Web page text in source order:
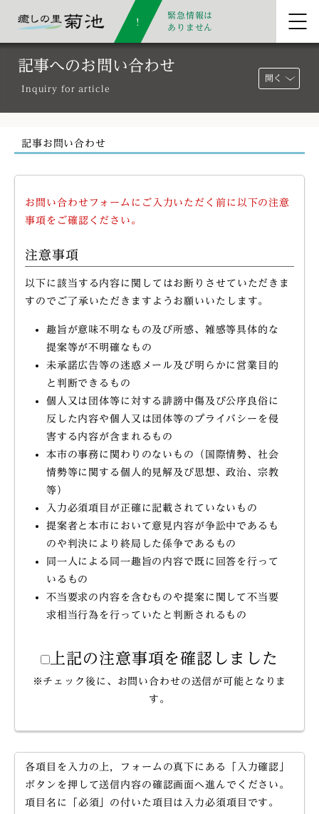
緊急情報は
ありません
記事へのお問い合わせ
Inquiry for article
開く
記事お問い合わせ
お問い合わせフォームにご入力いただく前に以下の注意
事項をご確認ください。
注意事項
以下に該当する内容に関してはお断りさせていただきま
すのでご了承いただきますようお願いいたします。
趣旨が意味不明なもの及び所感、雑感等具体的な
提案等が不明確なもの
未承諾広告等の迷惑メール及び明らかに営業目的
と判断できるもの
個人又は団体等に対する誹謗中傷及び公序良俗に
反した内容や個人又は団体等のプライバシーを侵
害する内容が含まれるもの
本市の事務に関わりのないもの（国際情勢、社会
情勢等に関する個人的見解及び思想、政治、宗教
等）
入力必須項目が正確に記載されていないもの
提案者と本市において意見内容が争訟中であるも
のや判決により終局した係争であるもの
同一人による同一趣旨の内容で既に回答を行って
いるもの
不当要求の内容を含むものや提案に関して不当要
求相当行為を行っていたと判断されるもの
上記の注意事項を確認しました
※チェック後に、お問い合わせの送信が可能となりま
す。
各項目を入力の上，フォームの真下にある「入力確認」
ボタンを押して送信内容の確認画面へ進んでください。
項目名に「必須」の付いた項目は入力必須項目です。